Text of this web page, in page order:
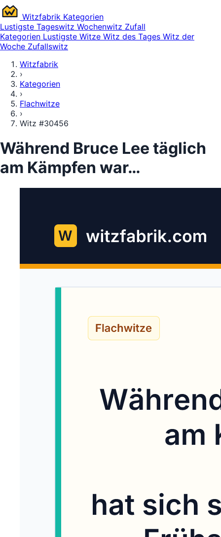
Witzfabrik Kategorien
Lustigste Tageswitz Wochenwitz Zufall
Kategorien Lustigste Witze Witz des Tages Witz der
Woche Zufallswitz
Witzfabrik
›
Kategorien
›
Flachwitze
›
Witz #30456
Während Bruce Lee täglich
am Kämpfen war…